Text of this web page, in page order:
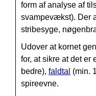
form af analyse af
svampevækst). Der
stribesyge, n
Udover at kornet
for, at sikre at det er
bedre), faldtal (min.
spireevne.